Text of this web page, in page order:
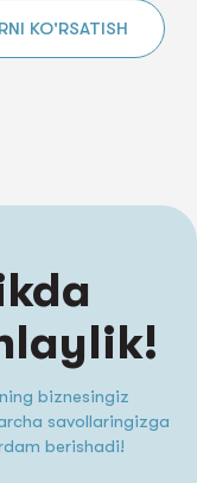
KO'RSATISH
biznesingiz
savollaringizga
berishadi!